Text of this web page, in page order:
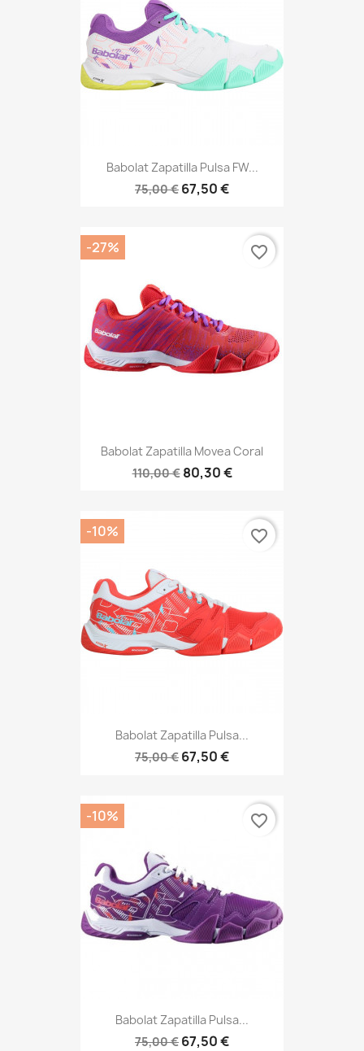
Babolat Zapatilla Pulsa FW...
75,00 € 67,50 €
Babolat Zapatilla Movea Coral
110,00 € 80,30 €
-27% favorite_border
Babolat Zapatilla Pulsa...
75,00 € 67,50 €
-10% favorite_border
Babolat Zapatilla Pulsa...
75,00 € 67,50 €
-10% favorite_border